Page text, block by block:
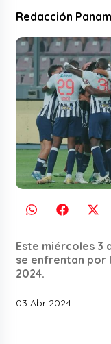
Redacción
Este miércoles 3
se enfrentan por
2024.
03 Abr 2024